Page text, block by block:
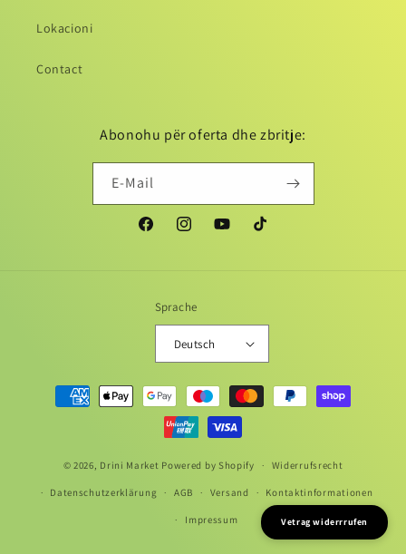
Lokacioni
Contact
Abonohu për oferta dhe zbritje:
E-Mail
FacebookInstagramYouTubeTikTok
Sprache
Deutsch
Zahlungsmethoden
© 2026, Drini Market Powered by Shopify Widerrufsrecht
Datenschutzerklärung AGB Versand Kontaktinformationen
Impressum Vetrag widerrrufen